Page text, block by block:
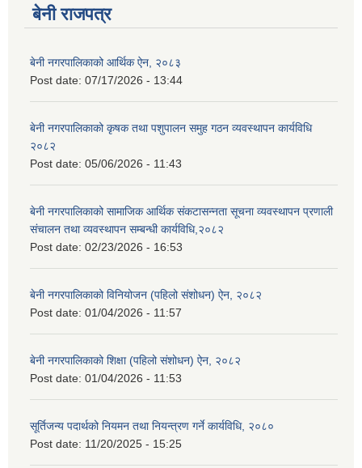
बेनी राजपत्र
बेनी नगरपालिकाको आर्थिक ऐन, २०८३
Post date: 07/17/2026 - 13:44
बेनी नगरपालिकाको कृषक तथा पशुपालन समुह गठन व्यवस्थापन कार्यविधि
२०८२
Post date: 05/06/2026 - 11:43
बेनी नगरपालिकाको सामाजिक आर्थिक संकटासन्नता सूचना व्यवस्थापन प्रणाली
संचालन तथा व्यवस्थापन सम्बन्धी कार्यविधि,२०८२
Post date: 02/23/2026 - 16:53
बेनी नगरपालिकाको विनियोजन (पहिलो संशोधन) ऐन, २०८२
Post date: 01/04/2026 - 11:57
बेनी नगरपालिकाको शिक्षा (पहिलो संशोधन) ऐन, २०८२
Post date: 01/04/2026 - 11:53
सूर्तिजन्य पदार्थको नियमन तथा नियन्त्रण गर्ने कार्यविधि, २०८०
Post date: 11/20/2025 - 15:25